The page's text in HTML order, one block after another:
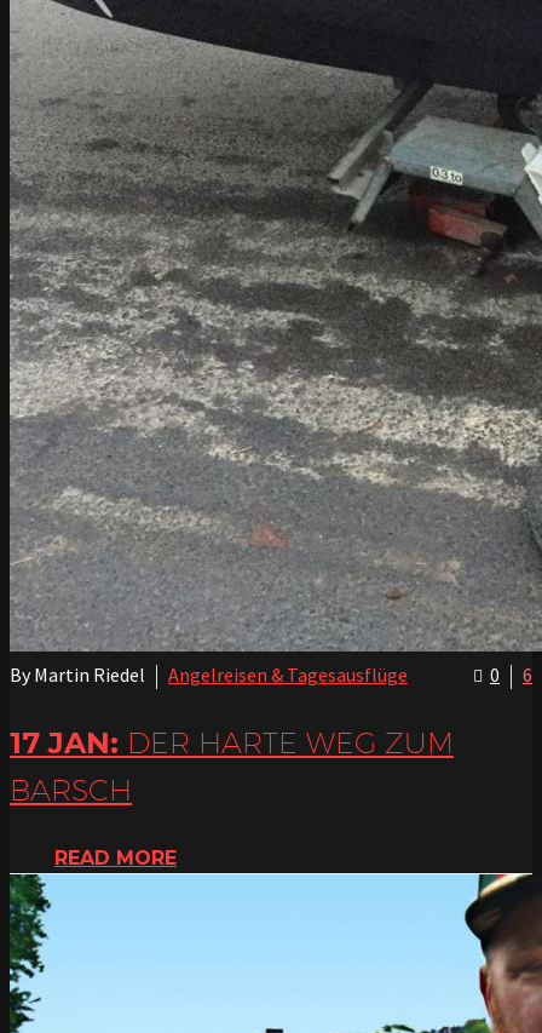
0 6
By Martin Riedel Angelreisen & Tagesausflüge
17 JAN: DER HARTE WEG ZUM
BARSCH
READ MORE